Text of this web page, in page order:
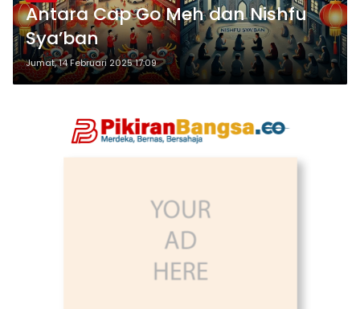
Antara Cap Go Meh dan Nishfu
Sya’ban
Jumat, 14 Februari 2025 17:09